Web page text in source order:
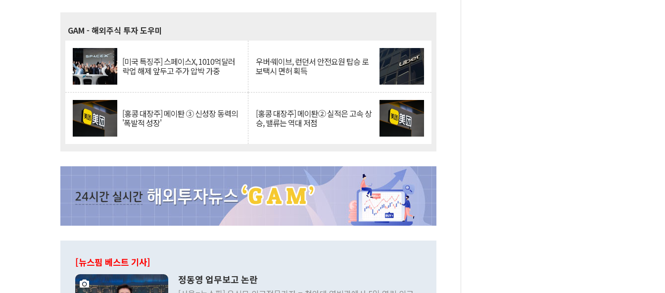
GAM - 해외주식 투자 도우미
[미국 특징주] 스페이스X, 1010억달러
락업 해제 앞두고 주가 압박 가중
우버·웨이브, 런던서 안전요원 탑승 로
보택시 면허 획득
[홍콩 대장주] 메이퇀 ③ 신성장 동력의
'폭발적 성장'
[홍콩 대장주] 메이퇀② 실적은 고속 상
승, 밸류는 역대 저점
[뉴스핌 베스트 기사]
정동영 업무보고 논란